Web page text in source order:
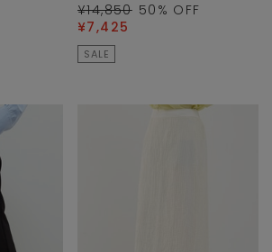
¥14,850 50 % OFF
¥7,425
SALE